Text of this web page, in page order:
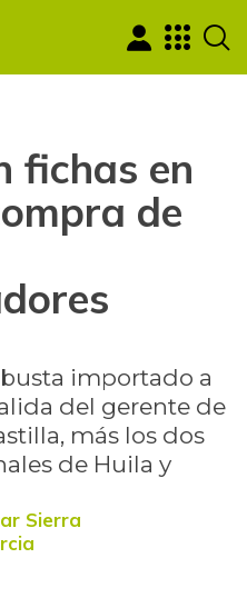
fichas en
de
importado a
del gerente de
más los dos
de Huila y
Sierra